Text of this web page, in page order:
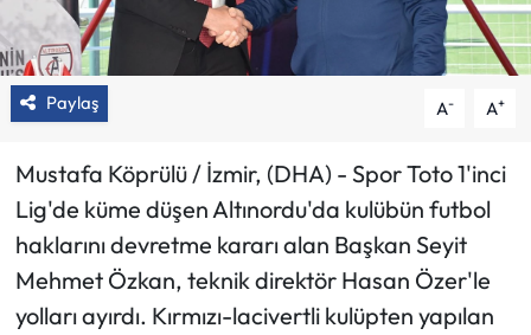
Paylaş A- A+
Mustafa Köprülü / İzmir, (DHA) - Spor Toto 1'inci
Lig'de küme düşen Altınordu'da kulübün futbol
haklarını devretme kararı alan Başkan Seyit
Mehmet Özkan, teknik direktör Hasan Özer'le
yolları ayırdı. Kırmızı-lacivertli kulüpten yapılan